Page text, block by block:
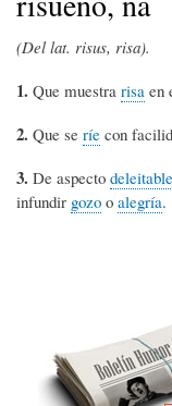
(Del lat. risus, risa).
1. Que muestra risa en
2. Que se ríe con
3. De aspecto deleitable
infundir gozo o alegría.